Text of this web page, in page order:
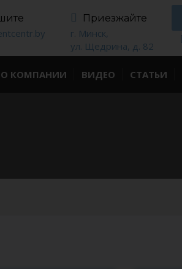
Приезжайте
г. Минск,
ул. Щедрина, д. 82
О КОМПАНИИ ВИДЕО СТАТЬИ